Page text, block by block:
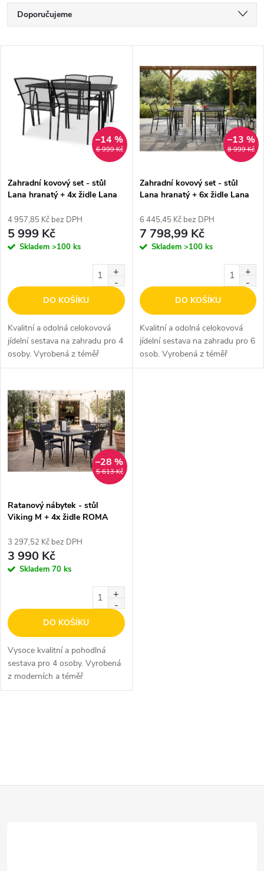
Ř
a
z
e
p
r
o
d
u
k
t
ů
Doporučujeme
Nejprodávanější
Abecedně
ý
s
p
r
d
u
k
t
ů
6 999 Kč
–14 %
Zahradní kovový set - stůl
Lana hranatý + 4x židle Lana
4 957,85 Kč bez DPH
5 999 Kč
Skladem >100 ks
DO KOŠÍKU
Kvalitní a odolná celokovová
jídelní sestava na zahradu pro 4
osoby. Vyrobená z téměř
bezúdržbových
stohovatelné židle Lana
ZWMC-19.
8 999 Kč
–13 %
Zahradní kovový set - stůl
Lana hranatý + 6x židle Lana
6 445,45 Kč bez DPH
7 798,99 Kč
Skladem >100 ks
DO KOŠÍKU
Kvalitní a odolná celokovová
jídelní sestava na zahradu pro 6
osob. Vyrobená z téměř
bezúdržbových
5 613 Kč
–28 %
Ratanový nábytek - stůl
Viking M + 4x židle ROMA
3 297,52 Kč bez DPH
3 990 Kč
Skladem 70 ks
DO KOŠÍKU
Vysoce kvalitní a pohodlná
sestava pro 4 osoby. Vyrobená
z moderních a téměř
bezúdržbových materiálů.